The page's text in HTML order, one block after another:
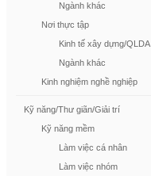
Ngành khác
Nơi thực tập
Kinh tế xây dựng/QLDA
Ngành khác
Kinh nghiệm nghề nghiệp
Kỹ năng/Thư giãn/Giải trí
Kỹ năng mềm
Làm việc cá nhân
Làm việc nhóm